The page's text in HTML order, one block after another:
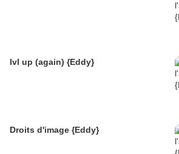
lvl up (again) {Eddy}
Droits d'image {Eddy}